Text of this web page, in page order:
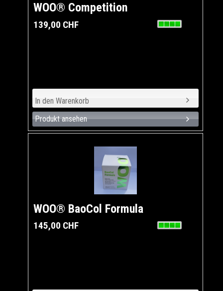
WOO® Competition
139,00 CHF
Produkt ansehen
WOO® BaoCol Formula
145,00 CHF